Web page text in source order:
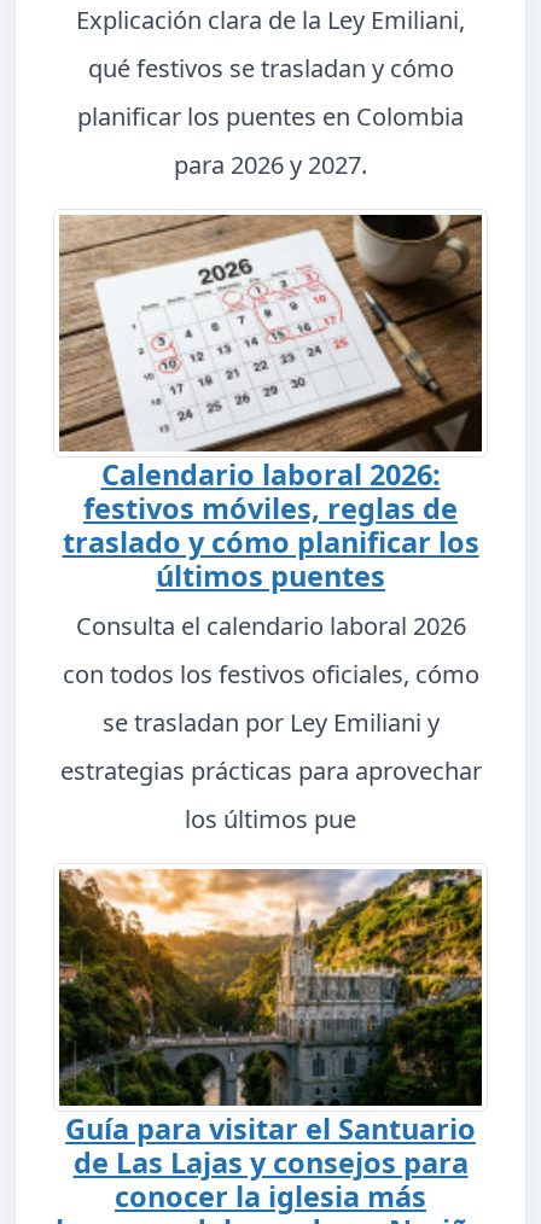
Explicación clara de la Ley Emiliani,
qué festivos se trasladan y cómo
planificar los puentes en Colombia
para 2026 y 2027.
Calendario laboral 2026:
festivos móviles, reglas de
traslado y cómo planificar los
últimos puentes
Consulta el calendario laboral 2026
con todos los festivos oficiales, cómo
se trasladan por Ley Emiliani y
estrategias prácticas para aprovechar
los últimos pue
Guía para visitar el Santuario
de Las Lajas y consejos para
conocer la iglesia más